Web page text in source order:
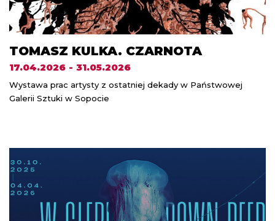
TOMASZ KULKA. CZARNOTA
17.04.2026 - 31.05.2026
Wystawa prac artysty z ostatniej dekady w Państwowej
Galerii Sztuki w Sopocie